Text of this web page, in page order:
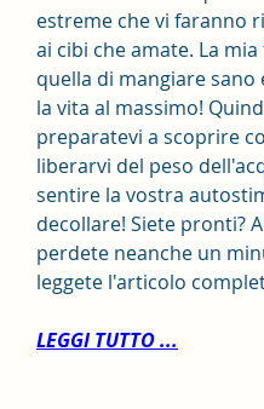
estreme che vi faranno
ai cibi che amate. La
quella di mangiare sano
la vita al massimo!
preparatevi a scoprire
liberarvi del peso
sentire la vostra
decollare! Siete pronti?
perdete neanche un
leggete l'articolo
LEGGI TUTTO ...